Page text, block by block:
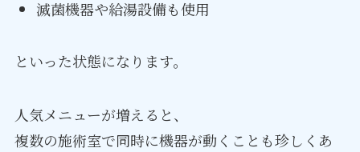
滅菌機器や給湯設備も使用
といった状態になります。
人気メニューが増えると、
複数の施術室で同時に機器が動くことも珍しくあ